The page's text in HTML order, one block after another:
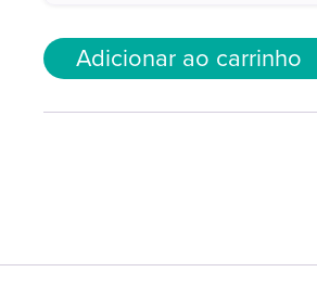
Adicionar ao carrinho